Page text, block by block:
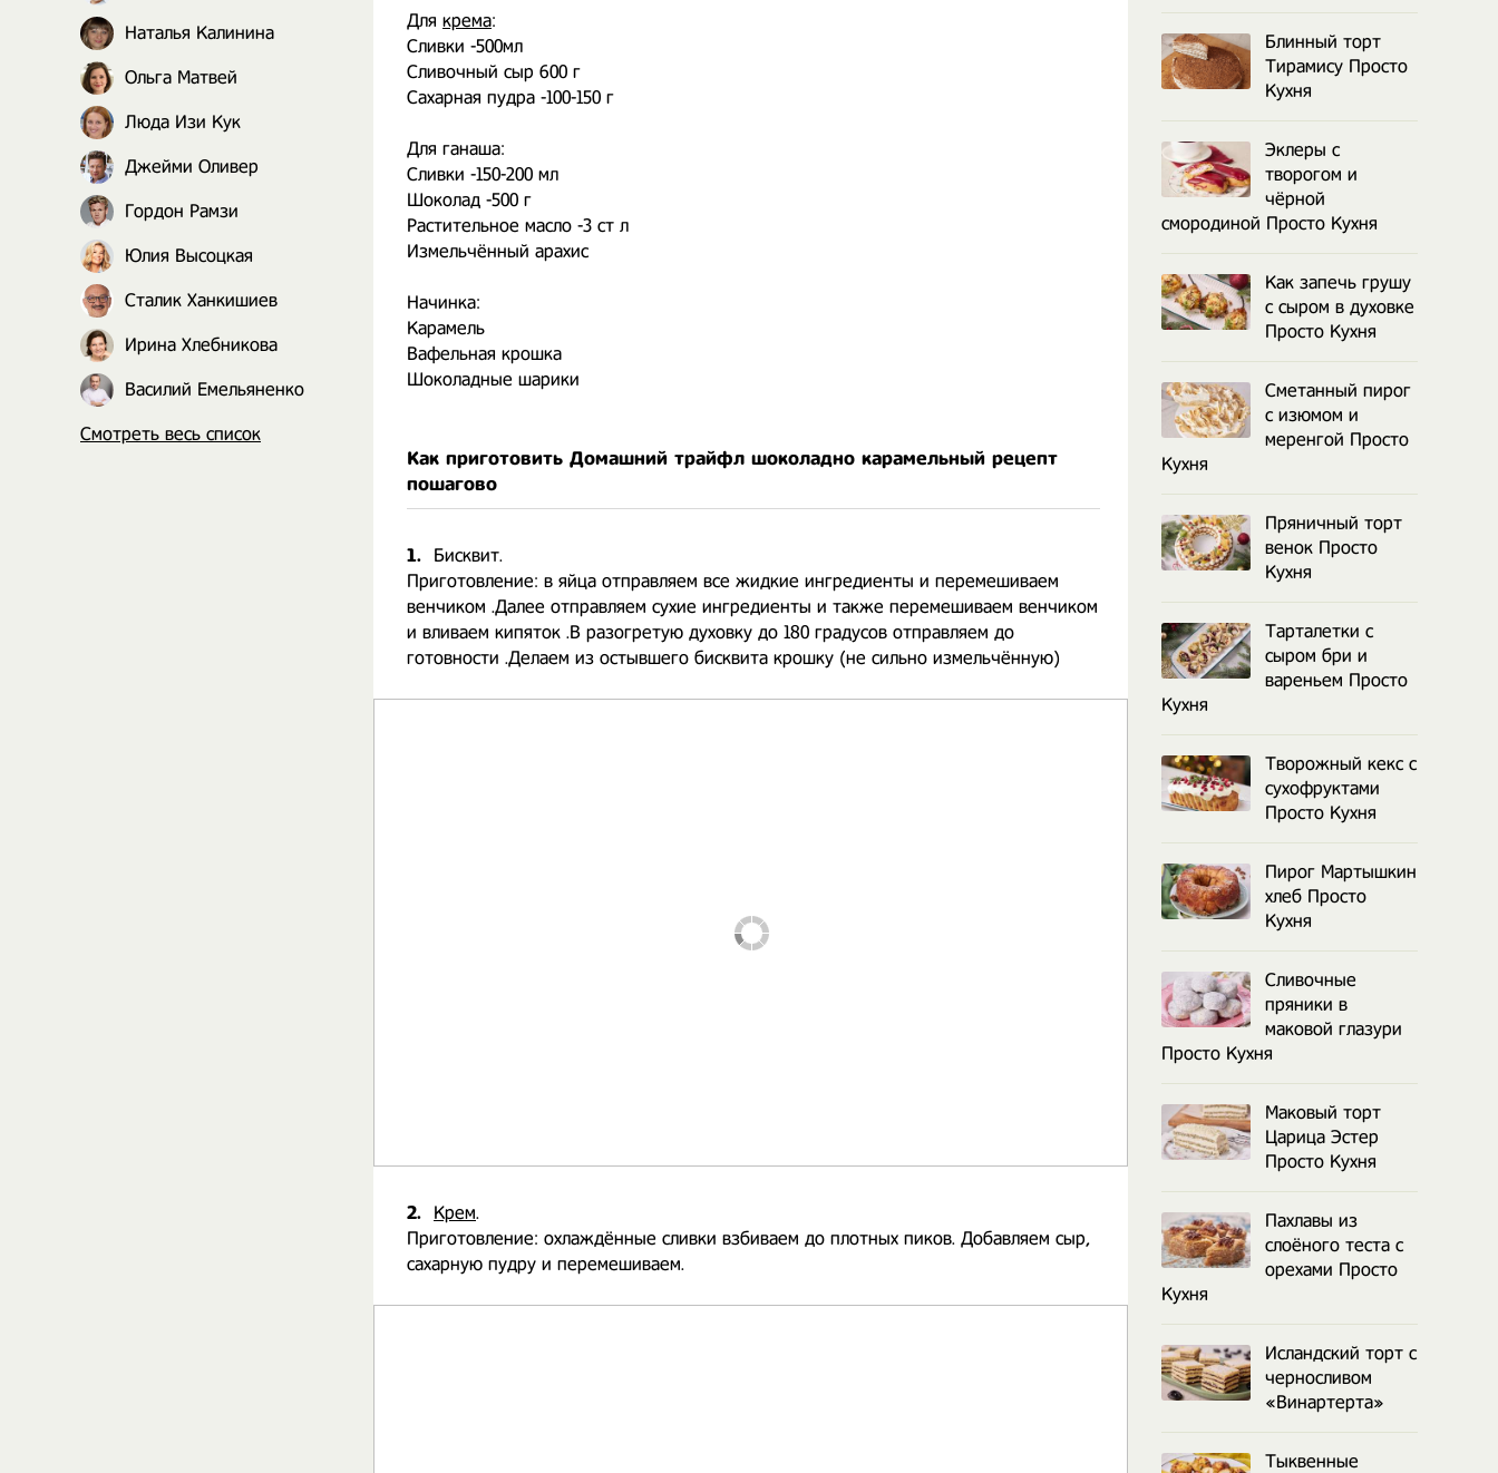
Для крема:
Сливки -500мл
Сливочный сыр 600 г
Сахарная пудра -100-150 г
Для ганаша:
Сливки -150-200 мл
Шоколад -500 г
Растительное масло -3 ст л
Измельчённый арахис
Начинка:
Карамель
Вафельная крошка
Шоколадные шарики
Как приготовить Домашний трайфл шоколадно карамельный рецепт
пошагово
1.
Бисквит.
Приготовление: в яйца отправляем все жидкие ингредиенты и перемешиваем
венчиком .Далее отправляем сухие ингредиенты и также перемешиваем венчиком
и вливаем кипяток .В разогретую духовку до 180 градусов отправляем до
готовности .Делаем из остывшего бисквита крошку (не сильно измельчённую)
2. Крем.
Приготовление: охлаждённые сливки взбиваем до плотных пиков. Добавляем сыр,
сахарную пудру и перемешиваем.
Наталья Калинина
Ольга Матвей
Люда Изи Кук
Джейми Оливер
Гордон Рамзи
Юлия Высоцкая
Сталик Ханкишиев
Ирина Хлебникова
Василий Емельяненко
Смотреть весь список
Блинный торт
Тирамису Просто
Кухня
Эклеры с
творогом и
чёрной
смородиной Просто Кухня
Как запечь грушу
с сыром в духовке
Просто Кухня
Сметанный пирог
с изюмом и
меренгой Просто
Кухня
Пряничный торт
венок Просто
Кухня
Тарталетки с
сыром бри и
вареньем Просто
Кухня
Творожный кекс с
сухофруктами
Просто Кухня
Пирог Мартышкин
хлеб Просто
Кухня
Сливочные
пряники в
маковой глазури
Просто Кухня
Маковый торт
Царица Эстер
Просто Кухня
Пахлавы из
слоёного теста с
орехами Просто
Кухня
Исландский торт с
черносливом
«Винартерта»
Тыквенные